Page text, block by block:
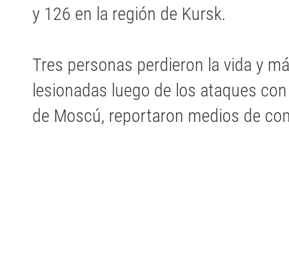
y 126 en la región de Kursk.
Tres personas perdieron la vida y
lesionadas luego de los ataques
de Moscú, reportaron medios de